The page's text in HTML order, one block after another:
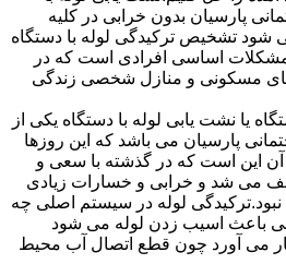
پارسیان بدون خرابی در کلیه
شود تشخیص ترکیدگی لوله با دستگاه
مشکلات اساسی افرادی است که در
مسکونی و منازل شخصی زندگی
یا نشت یابی لوله با دستگاه یکی از
پارسیان می باشد که این روزها
آن این است که در گذشته با سعی و
می شد و خرابی و خسارات زیادی
نبود.ترکیدگی لوله در سیستم اصلی چه
باعث اسیب زدن لوله می شود
می آورد چون قطع اتصال آب محیط